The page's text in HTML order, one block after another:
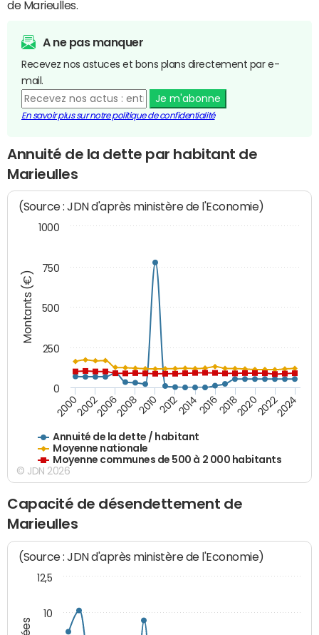
de Marieulles.
A ne pas manquer
Recevez nos astuces et bons plans directement par e-
mail.
Je m'abonne
En savoir plus sur notre politique de confidentialité
Annuité de la dette par habitant de
Marieulles
Montants (€)
(Source : JDN d'après ministère de l'Economie)
Annuité de la dette / habitant
Moyenne nationale
Moyenne communes de 500 à 2 000 habitants
200020022006200820102012201420162018202020222024
0
250
500
750
1000
© JDN 2026
Capacité de désendettement de
Marieulles
(Source : JDN d'après ministère de l'Economie)
10
12,5